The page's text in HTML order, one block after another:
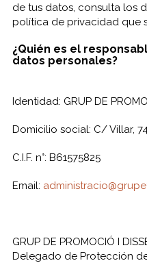
de tus datos, consulta los
política de privacidad que
¿Quién es el
datos personales?
Identidad: GRUP DE
Domicilio social: C/ Villar,
C.I.F. n°: B61575825
Email:
GRUP DE PROMOCIÓ I
Delegado de Protección